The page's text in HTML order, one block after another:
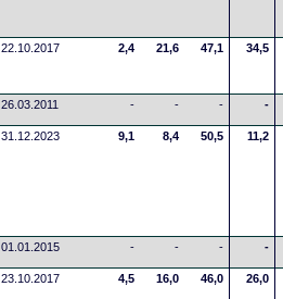
22.10.2017 2,4 21,6 47,1 34,5
26.03.2011 - - - -
31.12.2023 9,1 8,4 50,5 11,2
01.01.2015 - - - -
23.10.2017 4,5 16,0 46,0 26,0